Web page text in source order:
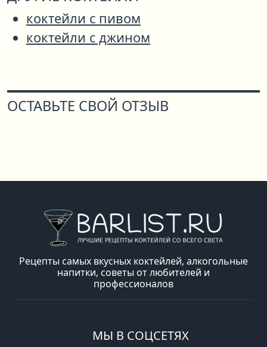
коктейли с пивом
коктейли с джином
ОСТАВЬТЕ СВОЙ ОТЗЫВ
Рецепты самых вкусных коктейлей, алкогольные
напитки, советы от любителей и
профессионалов
МЫ В СОЦСЕТЯХ